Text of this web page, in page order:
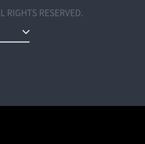
RIGHTS RESERVED.